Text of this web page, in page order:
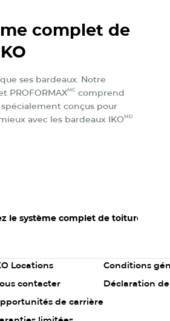
complet de
ses bardeaux. Notre
PROFORMAXMC comprend
spécialement conçus pour
avec les bardeaux IKOMD
le système complet de toiture IKO
Locations
contacter
de carrière
Column
3
Conditions
Déclaration